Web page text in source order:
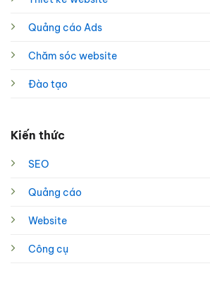
Quảng cáo Ads
Chăm sóc website
Đào tạo
Kiến thức
SEO
Quảng cáo
Website
Công cụ